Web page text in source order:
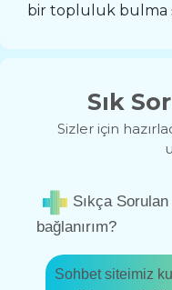
bir topluluk bulma
Sık
Sizler için
Sıkça
bağlanırım?
Sohbet siteimiz